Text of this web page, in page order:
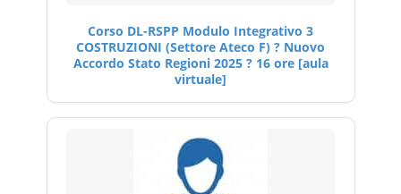
Corso DL-RSPP Modulo Integrativo 3
COSTRUZIONI (Settore Ateco F) ? Nuovo
Accordo Stato Regioni 2025 ? 16 ore [aula
virtuale]